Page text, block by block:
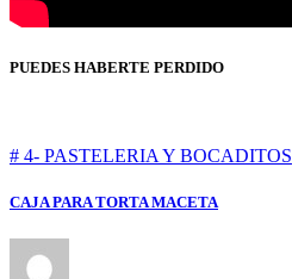
PUEDES HABERTE PERDIDO
# 4- PASTELERIA Y BOCADITOS
CAJA PARA TORTA MACETA